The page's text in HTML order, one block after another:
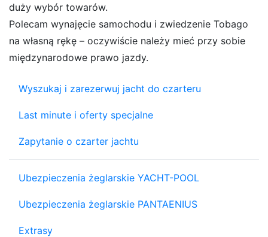
duży wybór towarów.
Polecam wynajęcie samochodu i zwiedzenie Tobago
na własną rękę – oczywiście należy mieć przy sobie
międzynarodowe prawo jazdy.
Wyszukaj i zarezerwuj jacht do czarteru
Last minute i oferty specjalne
Zapytanie o czarter jachtu
Ubezpieczenia żeglarskie YACHT-POOL
Ubezpieczenia żeglarskie PANTAENIUS
Extrasy